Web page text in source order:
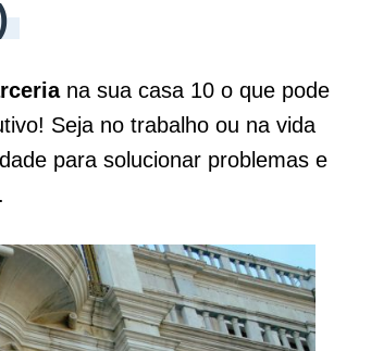
na sua casa 10 o que pode
Seja no trabalho ou na vida
para solucionar problemas e